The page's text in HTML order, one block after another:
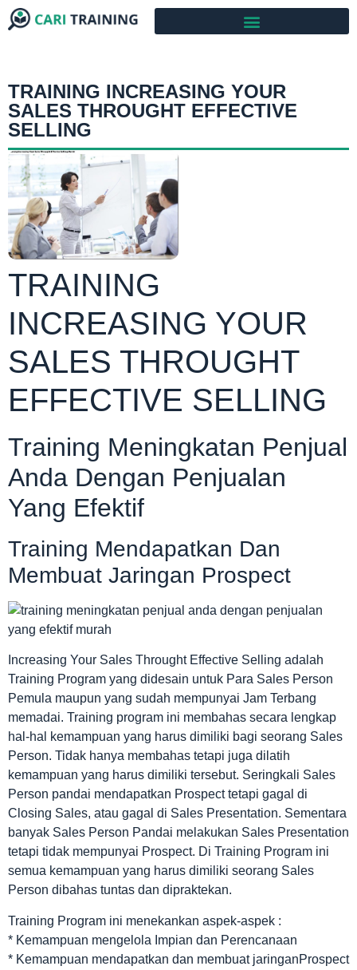
TRAINING INCREASING YOUR
SALES THROUGHT EFFECTIVE
SELLING
TRAINING
INCREASING YOUR
SALES THROUGHT
EFFECTIVE SELLING
Training Meningkatan Penjual
Anda Dengan Penjualan
Yang Efektif
Training Mendapatkan Dan
Membuat Jaringan Prospect
Increasing Your Sales Throught Effective Selling adalah
Training Program yang didesain untuk Para Sales Person
Pemula maupun yang sudah mempunyai Jam Terbang
memadai. Training program ini membahas secara lengkap
hal-hal kemampuan yang harus dimiliki bagi seorang Sales
Person. Tidak hanya membahas tetapi juga dilatih
kemampuan yang harus dimiliki tersebut. Seringkali Sales
Person pandai mendapatkan Prospect tetapi gagal di
Closing Sales, atau gagal di Sales Presentation. Sementara
banyak Sales Person Pandai melakukan Sales Presentation
tetapi tidak mempunyai Prospect. Di Training Program ini
semua kemampuan yang harus dimiliki seorang Sales
Person dibahas tuntas dan dipraktekan.
Training Program ini menekankan aspek-aspek :
* Kemampuan mengelola Impian dan Perencanaan
* Kemampuan mendapatkan dan membuat jaringanProspect